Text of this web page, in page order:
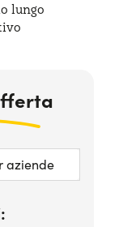
lungo
aziende